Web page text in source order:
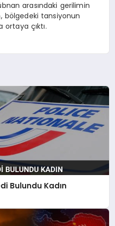
arasındaki gerilimin
bölgedeki tansiyonun
çıktı.
Bulundu Kadın